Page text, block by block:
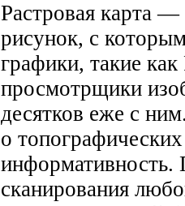
Растровая карта
рисунок, с
графики, такие
просмотрщики
десятков еже с
о
сканирования